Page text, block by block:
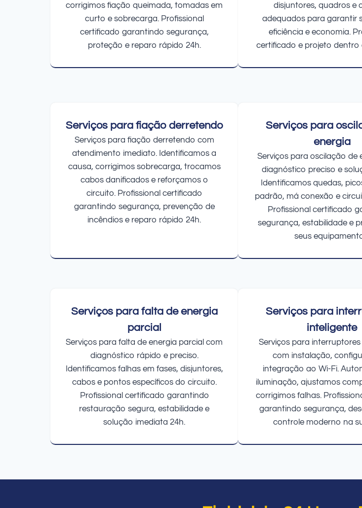
corrigimos fiação queimada, tomadas em
curto e sobrecarga. Profissional
certificado garantindo segurança,
proteção e reparo rápido 24h.
disjuntores, quadros e
adequados para garantir
eficiência e economia.
certificado e projeto dentro
Serviços para fiação derretendo
Serviços para fiação derretendo com
atendimento imediato. Identificamos a
causa, corrigimos sobrecarga, trocamos
cabos danificados e reforçamos o
circuito. Profissional certificado
garantindo segurança, prevenção de
incêndios e reparo rápido 24h.
Serviços para
energia
Serviços para oscilação de
diagnóstico preciso e
Identificamos quedas,
padrão, má conexão e
Profissional certificado
segurança, estabilidade e
seus
Serviços para falta de energia
parcial
Serviços para falta de energia parcial com
diagnóstico rápido e preciso.
Identificamos falhas em fases, disjuntores,
cabos e pontos específicos do circuito.
Profissional certificado garantindo
restauração segura, estabilidade e
solução imediata 24h.
Serviços para
inteligente
Serviços para
com instalação,
integração ao Wi-Fi.
iluminação, ajustamos
corrigimos falhas.
garantindo segurança,
controle moderno na